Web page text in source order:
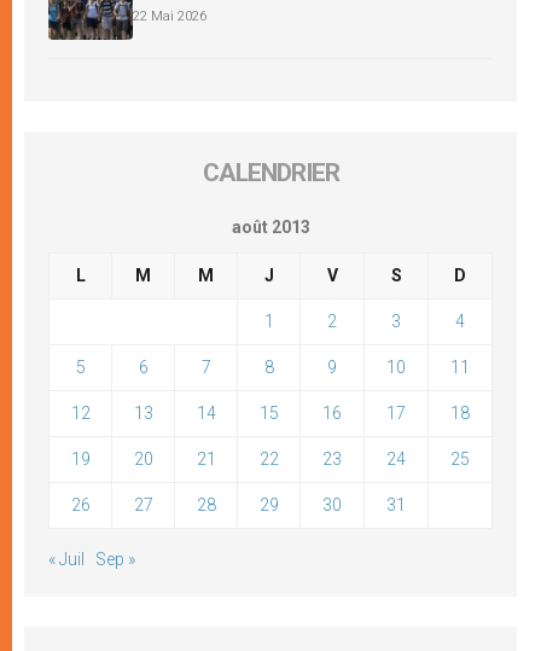
22 Mai 2026
CALENDRIER
août 2013
L M M J V S D
1 2 3 4
5 6 7 8 9 10 11
12 13 14 15 16 17 18
19 20 21 22 23 24 25
26 27 28 29 30 31
« Juil Sep »